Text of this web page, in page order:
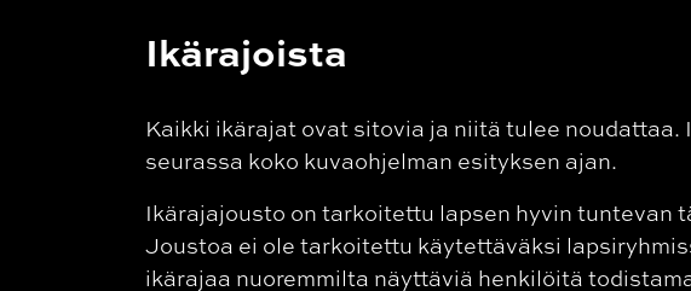
Ikärajoista
Kaikki ikärajat ovat sitovia ja niitä tulee noudattaa.
seurassa koko kuvaohjelman esityksen ajan.
Ikärajajousto on tarkoitettu lapsen hyvin tuntevan
Joustoa ei ole tarkoitettu käytettäväksi
ikärajaa nuoremmilta näyttäviä henkilöitä